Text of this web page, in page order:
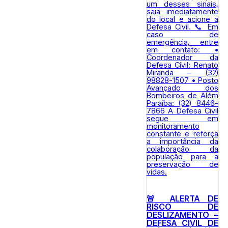
🚨 ALERTA DE
RISCO DE
DESLIZAMENTO –
DEFESA CIVIL DE